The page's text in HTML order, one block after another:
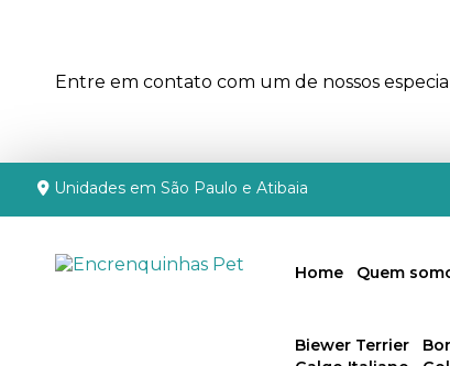
Entre em contato com um de nossos
Unidades em São Paulo e Atibaia
Home Quem
Biewer Terrier